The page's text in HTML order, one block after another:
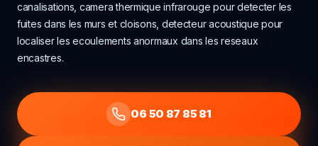
canalisations, camera thermique infrarouge pour detecter les
fuites dans les murs et cloisons, detecteur acoustique pour
localiser les ecoulements anormaux dans les reseaux
encastres.
06 50 87 85 81